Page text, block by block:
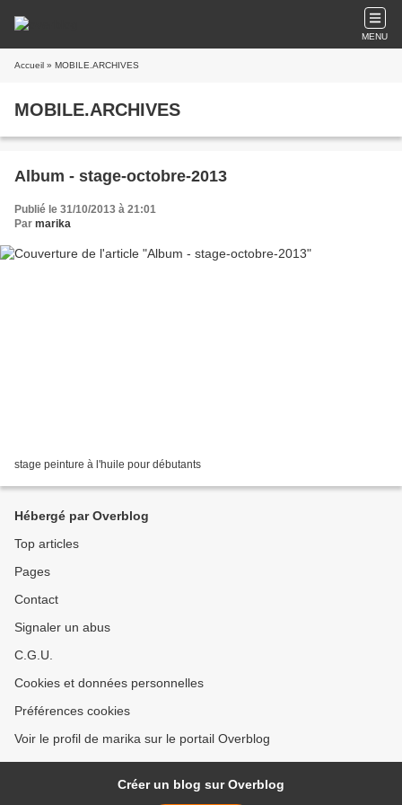
MENU
Accueil » MOBILE.ARCHIVES
MOBILE.ARCHIVES
Album - stage-octobre-2013
Publié le 31/10/2013 à 21:01
Par marika
stage peinture à l'huile pour débutants
Hébergé par Overblog
Top articles
Pages
Contact
Signaler un abus
C.G.U.
Cookies et données personnelles
Préférences cookies
Voir le profil de marika sur le portail Overblog
Créer un blog sur Overblog